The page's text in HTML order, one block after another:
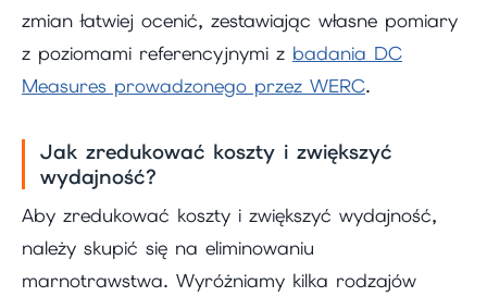
zmian łatwiej ocenić, zestawiając własne pomiary
z poziomami referencyjnymi z badania DC
Measures prowadzonego przez WERC.
Jak zredukować koszty i zwiększyć
wydajność?
Aby zredukować koszty i zwiększyć wydajność,
należy skupić się na eliminowaniu
marnotrawstwa. Wyróżniamy kilka rodzajów